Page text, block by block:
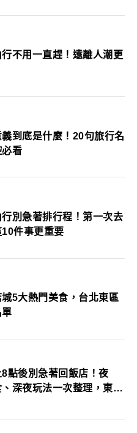
不用一直趕！遠離人潮更
到底是什麼！20句旅行名
看
別急著排行程！第一次去
件事更重要
5大熱門美食，台北東區
點後別急著回飯店！夜
深夜玩法一次整理，東京